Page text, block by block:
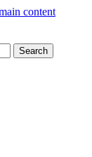
content
Search